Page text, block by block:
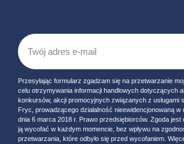
Przesyłając formularz zgadzam się na przetwarzanie
celu otrzymywania informacji handlowych dotyczących
konkursów, akcji promocyjnych związanych z usługami
Fryc, prowadzącego działalność nieewidencjonowaną
dnia 6 marca 2018 r. Prawo przedsiębiorców. Zgoda jest
ją wycofać w każdym momencie, bez wpływu na
przetwarzania, które odbyło się przed wycofaniem.